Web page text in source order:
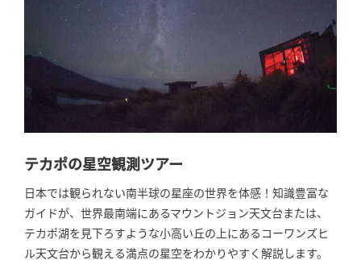
テカポの星空観測ツアー
日本では観られない南半球の星座の世界を体感！知識豊富な
ガイドが、世界最南端にあるマウントジョン天文台または、
テカポ湖を見下ろすような小高い丘の上にあるコーワンズヒ
ル天文台から観える満点の星空をわかりやすく解説します。